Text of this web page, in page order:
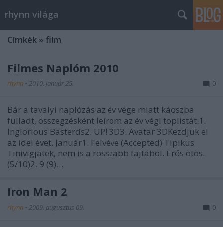
rhynn világa
Címkék » film
Filmes Naplóm 2010
rhynn • 2010. január 25. 0
Bár a tavalyi naplózás az év vége miatt káoszba
fulladt, összegzésként leírom az év végi toplistát:1.
Inglorious Basterds2. UP! 3D3. Avatar 3DKezdjük el
az idei évet. Január1. Felvéve (Accepted) Tipikus
Tinivígjáték, nem is a rosszabb fajtából. Erős ötös.
(5/10)2. 9 (9)…
Iron Man 2
rhynn • 2009. augusztus 09. 0